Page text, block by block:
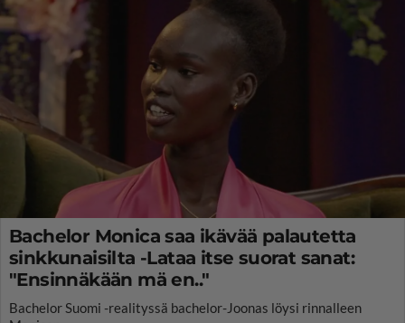
Bachelor Monica saa ikävää palautetta
sinkkunaisilta -Lataa itse suorat sanat:
"Ensinnäkään mä en.."
Bachelor Suomi -realityssä bachelor-Joonas löysi rinnalleen